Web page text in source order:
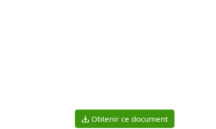
Obtenir ce document